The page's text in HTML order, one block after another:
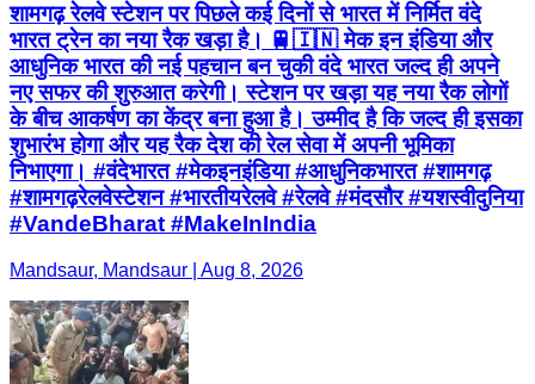
शामगढ़ रेलवे स्टेशन पर पिछले कई दिनों से भारत में निर्मित वंदे
भारत ट्रेन का नया रैक खड़ा है। 🚆🇮🇳 मेक इन इंडिया और
आधुनिक भारत की नई पहचान बन चुकी वंदे भारत जल्द ही अपने
नए सफर की शुरुआत करेगी। स्टेशन पर खड़ा यह नया रैक लोगों
के बीच आकर्षण का केंद्र बना हुआ है। उम्मीद है कि जल्द ही इसका
शुभारंभ होगा और यह रैक देश की रेल सेवा में अपनी भूमिका
निभाएगा। #वंदेभारत #मेकइनइंडिया #आधुनिकभारत #शामगढ़
#शामगढ़रेलवेस्टेशन #भारतीयरेलवे #रेलवे #मंदसौर #यशस्वीदुनिया
#VandeBharat #MakeInIndia
Mandsaur, Mandsaur | Aug 8, 2026